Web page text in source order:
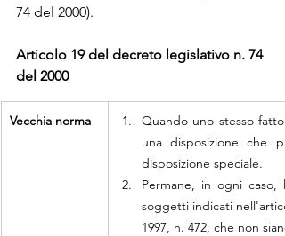
74 del 2000).
Articolo 19 del decreto legislativo n. 74
del 2000
Vecchia norma
Quando uno stesso
una disposizione che
disposizione speciale.
Permane, in ogni caso,
soggetti indicati
1997, n. 472, che non